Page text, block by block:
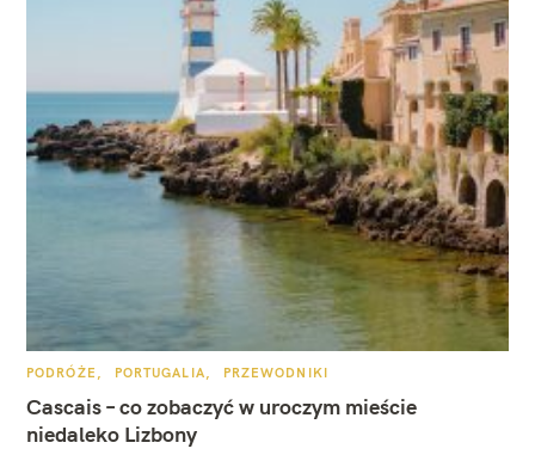
K
T
E
G
O
PODRÓŻE PORTUGALIA PRZEWODNIKI
Cascais – co zobaczyć w uroczym mieście
niedaleko Lizbony